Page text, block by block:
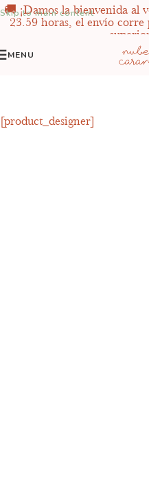
🚚 ¡Damos la bienvenida al
23.59 horas, el envío corre
Skip to main content
MENU
[product_designer]